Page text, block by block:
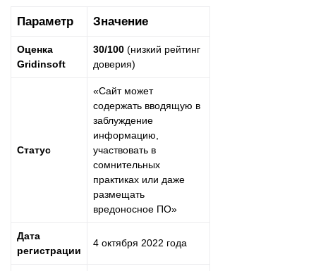
Параметр Значение
Оценка
Gridinsoft
30/100 (низкий рейтинг
доверия)
Статус
«Сайт может
содержать вводящую в
заблуждение
информацию,
участвовать в
сомнительных
практиках или даже
размещать
вредоносное ПО»
Дата
регистрации
4 октября 2022 года